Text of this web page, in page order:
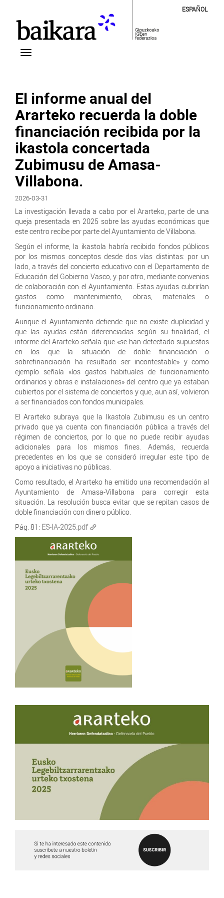
ESPAÑOL
El informe anual del
Ararteko recuerda la doble
financiación recibida por la
ikastola concertada
Zubimusu de Amasa-
Villabona.
2026-03-31
La investigación llevada a cabo por el Ararteko, parte de una
queja presentada en 2025 sobre las ayudas económicas que
este centro recibe por parte del Ayuntamiento de Villabona.
Según el informe, la ikastola habría recibido fondos públicos
por los mismos conceptos desde dos vías distintas: por un
lado, a través del concierto educativo con el Departamento de
Educación del Gobierno Vasco, y por otro, mediante convenios
de colaboración con el Ayuntamiento. Estas ayudas cubrirían
gastos como mantenimiento, obras, materiales o
funcionamiento ordinario.
Aunque el Ayuntamiento defiende que no existe duplicidad y
que las ayudas están diferenciadas según su finalidad, el
informe del Ararteko señala que «se han detectado supuestos
en los que la situación de doble financiación o
sobrefinanciación ha resultado ser incontestable» y como
ejemplo señala «los gastos habituales de funcionamiento
ordinarios y obras e instalaciones» del centro que ya estaban
cubiertos por el sistema de conciertos y que, aun así, volvieron
a ser financiados con fondos municipales.
El Ararteko subraya que la Ikastola Zubimusu es un centro
privado que ya cuenta con financiación pública a través del
régimen de conciertos, por lo que no puede recibir ayudas
adicionales para los mismos fines. Además, recuerda
precedentes en los que se consideró irregular este tipo de
apoyo a iniciativas no públicas.
Como resultado, el Ararteko ha emitido una recomendación al
Ayuntamiento de Amasa-Villabona para corregir esta
situación. La resolución busca evitar que se repitan casos de
doble financiación con dinero público.
Pág. 81: ES-IA-2025.pdf